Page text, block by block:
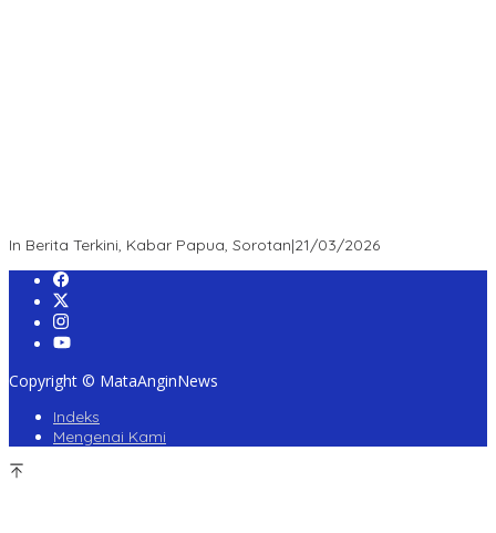
In Berita Terkini, Kabar Papua, Sorotan|21/03/2026
Copyright © MataAnginNews
Indeks
Mengenai Kami